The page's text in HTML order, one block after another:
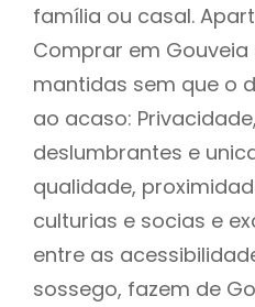
família ou casal.
Comprar em
mantidas sem que o
ao acaso:
deslumbrantes e
qualidade,
culturias e socias e
entre as
sossego, fazem de